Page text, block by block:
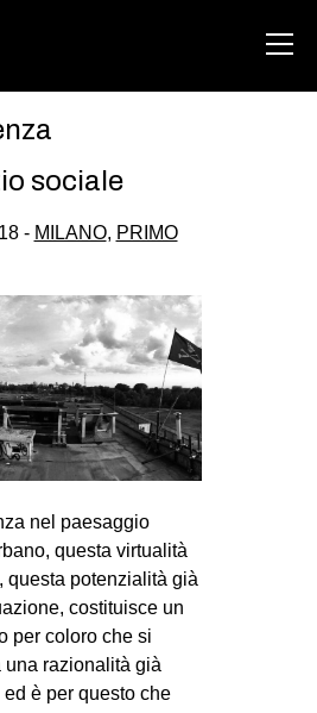
FREESTYLE
LAMBRETTA
MSM
TSUNAMI
MILANO
SPAZI
POPOLARE
sociale
- MILANO, PRIMO
nel paesaggio
questa virtualità
questa potenzialità già
costituisce un
per coloro che si
una razionalità già
ed è per questo che